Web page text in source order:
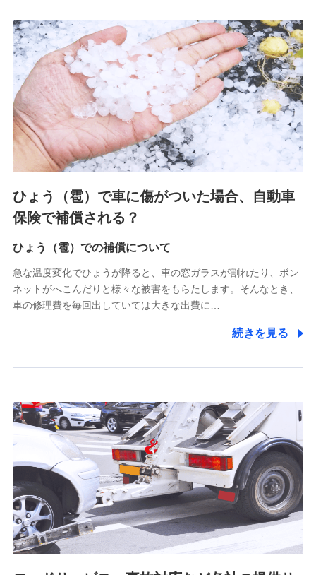
た維持管理等の委託業務遂行のため、またそれらに付帯、関
連する当社および提携会社のサービスを案内、提供するため
（なお、当社は複数の保険会社と取引があり、取得した個人
情報を取引のある他の保険会社の商品・サービスをご提案す
るために利用させていただくことがあります。）
上記に係る連絡・手続き・管理等付帯業務を行うため
3.セミナー募集サイトから取得した個人情報
各種セミナーの案内、開催のため
上記に係る連絡・手続き・管理等付帯業務を行うため
4.家族・友達紹介にて取得した個人情報
被紹介者への連絡、及び当社と取引のあるもしくは委託を受
けている保険会社・提携会社の保険その他に関する情報を提
供し、金融商品等の契約を勧奨するため
アンケートやキャンペーン等の実施のため
上記に係る連絡・手続き・管理等付帯業務を行うため
5.通話録音にて取得する情報
7.社員（従業者）の個人情報
人事･勤怠･健康・労務等の管理、給与支給、福利厚生・採用
退職関連処理等の各種手続きのため、当社と従業員または従
業員同士の連絡のため
8.取引先個人情報
取引先としての選定業務、営業情報の提供業務、契約締結手
続き業務、取引管理業務、およびこれらに準ずる業務の遂行
のため
ひょう（雹）で車に傷がついた場合、自動車
保険で補償される？
ひょう（雹）での補償について
急な温度変化でひょうが降ると、車の窓ガラスが割れたり、ボン
ネットがへこんだりと様々な被害をもらたします。そんなとき、
車の修理費を毎回出していては大きな出費に…
続きを見る